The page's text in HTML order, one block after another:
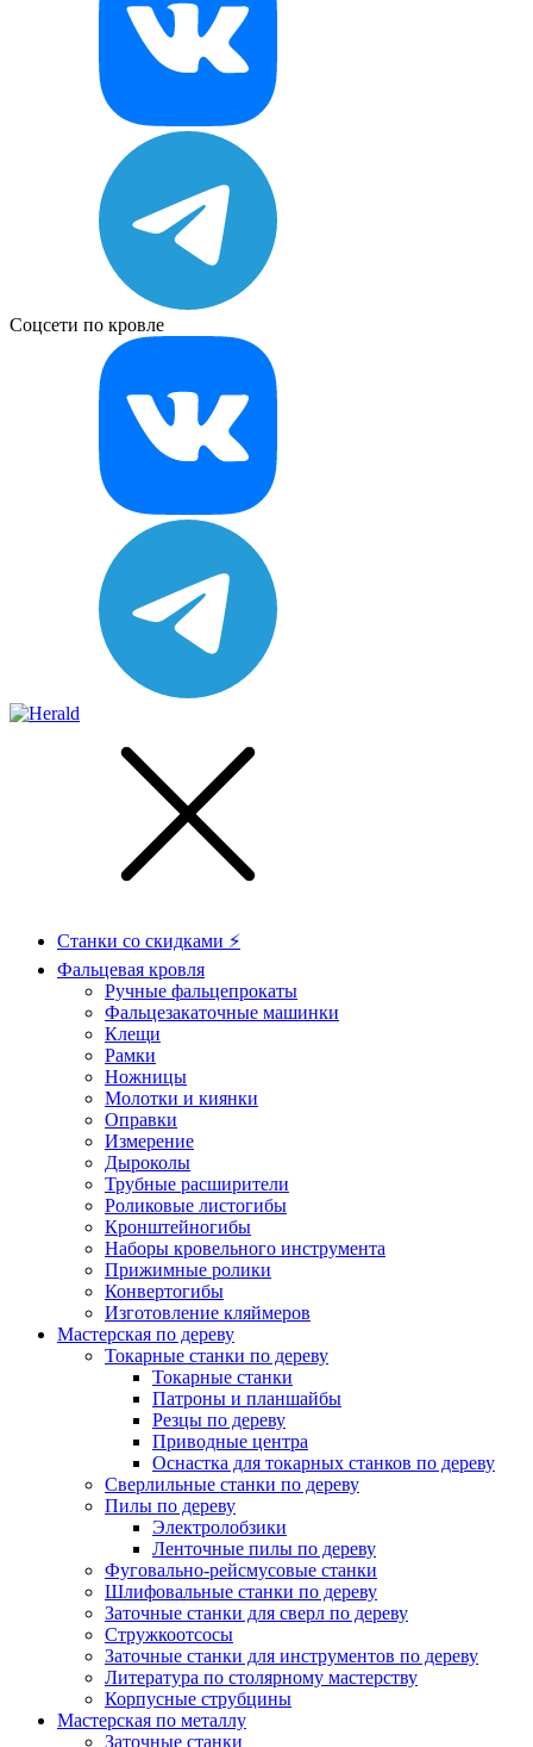
Соцсети по кровле
Станки со скидками ⚡
Фальцевая кровля
Ручные фальцепрокаты
Фальцезакаточные машинки
Клещи
Рамки
Ножницы
Молотки и киянки
Оправки
Измерение
Дыроколы
Трубные расширители
Роликовые листогибы
Кронштейногибы
Наборы кровельного инструмента
Прижимные ролики
Конвертогибы
Изготовление кляймеров
Мастерская по дереву
Токарные станки по дереву
Токарные станки
Патроны и планшайбы
Резцы по дереву
Приводные центра
Оснастка для токарных станков по дереву
Сверлильные станки по дереву
Пилы по дереву
Электролобзики
Ленточные пилы по дереву
Фуговально-рейсмусовые станки
Шлифовальные станки по дереву
Заточные станки для сверл по дереву
Стружкоотсосы
Заточные станки для инструментов по дереву
Литература по столярному мастерству
Корпусные струбцины
Мастерская по металлу
Заточные станки